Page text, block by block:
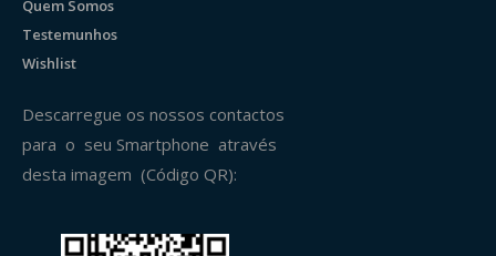
Quem Somos
Testemunhos
Wishlist
Descarregue os nossos contactos
para o seu Smartphone através
desta imagem (Código QR):